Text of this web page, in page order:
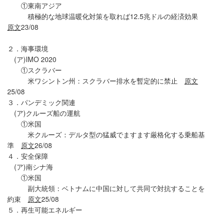
①東南アジア
積極的な地球温暖化対策を取れば12.5兆ドルの経済効果
原文23/08
２．海事環境
(ア)IMO 2020
①スクラバー
米ワシントン州：スクラバー排水を暫定的に禁止 原文
25/08
３．パンデミック関連
(ア)クルーズ船の運航
①米国
米クルーズ：デルタ型の猛威でますます厳格化する乗船基
準 原文26/08
４．安全保障
(ア)南シナ海
①米国
副大統領：ベトナムに中国に対して共同で対抗することを
約束 原文25/08
５．再生可能エネルギー